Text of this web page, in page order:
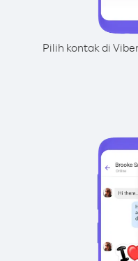
Pilih kontak di